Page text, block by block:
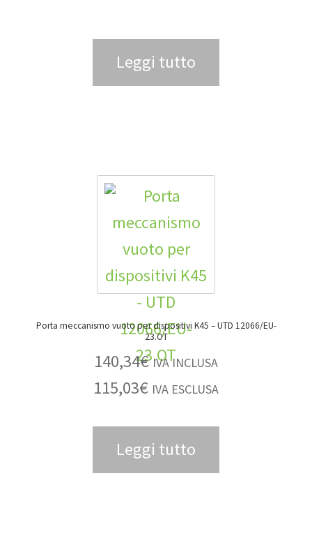
Leggi tutto
Porta meccanismo vuoto per dispositivi K45 – UTD 12066/EU-
23.OT
140,34€ IVA INCLUSA
115,03€ IVA ESCLUSA
Leggi tutto